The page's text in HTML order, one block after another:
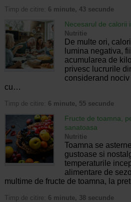
Timp de citire: 6 minute, 43 secunde
Necesarul de calorii
Nutritie
De multe ori,
lumina negativa,
acumularea de
privesc lucrurile
considerand
cu…
Timp de citire: 6 minute, 55 secunde
Fructe de toamna,
sanatoasa
Nutritie
Toamna se
gustoase si
temperaturile
alimentare de
multime de fructe de toamna, la
Timp de citire: 6 minute, 38 secunde